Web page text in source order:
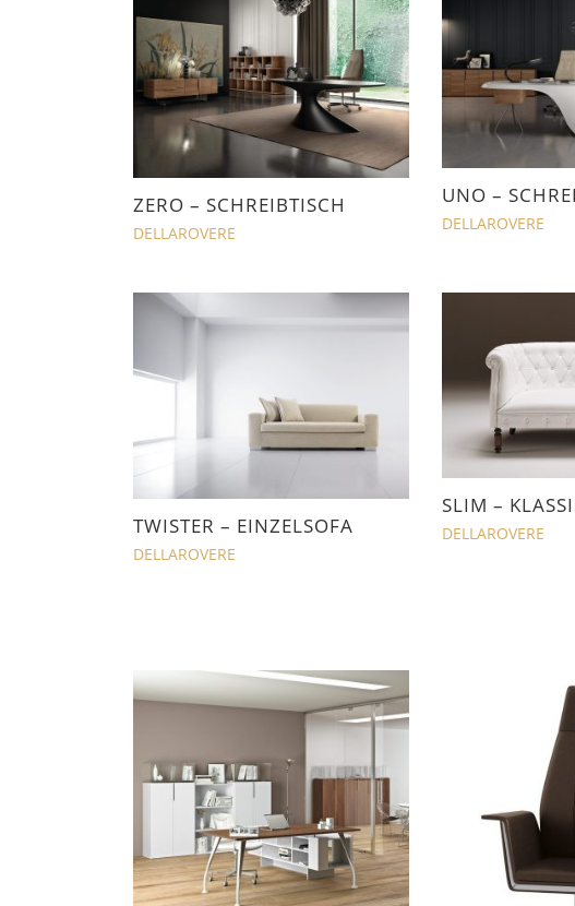
ZERO – SCHREIBTISCH
DELLAROVERE
UNO –
DELLAROVERE
TWISTER – EINZELSOFA
DELLAROVERE
SLIM –
DELLAROVERE